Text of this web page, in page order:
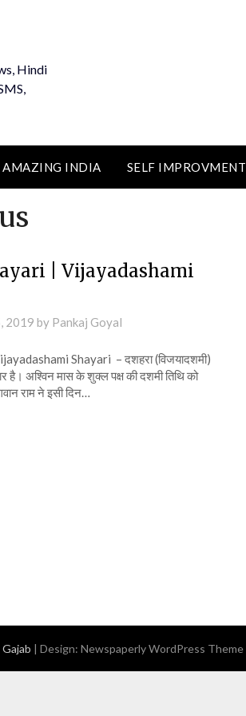
Hindi
AMAZING INDIA SELF IMPROVMENT
| Vijayadashami
2019 by Pankaj Goyal
Shayari – दशहरा (विजयादशमी)
है। अश्विन मास के शुक्ल पक्ष की दशमी तिथि को
राम ने इसी दिन…
| Design: Newspaperly WordPress Theme